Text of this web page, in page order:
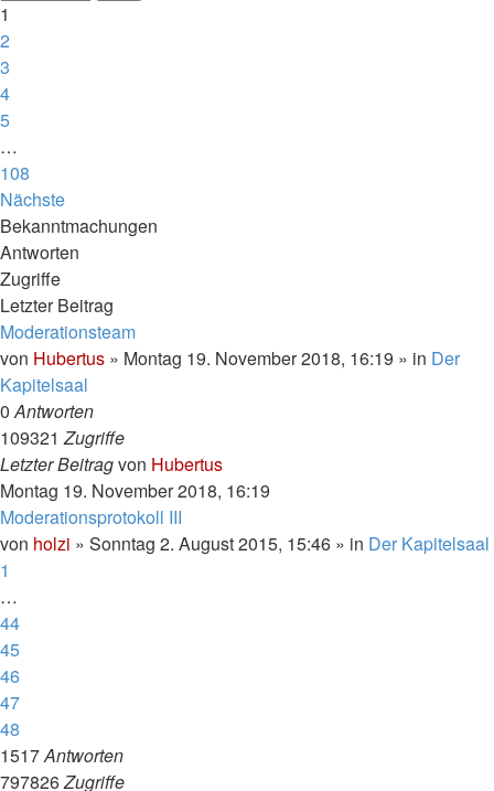
1
2
3
4
5
…
108
Nächste
Bekanntmachungen
Antworten
Zugriffe
Letzter Beitrag
Moderationsteam
von Hubertus » Montag 19. November 2018, 16:19 » in Der
Kapitelsaal
0Antworten
109321Zugriffe
Letzter Beitragvon Hubertus
Montag 19. November 2018, 16:19
Moderationsprotokoll III
von holzi » Sonntag 2. August 2015, 15:46 » in Der Kapitelsaal
1
…
44
45
46
47
48
1517Antworten
797826Zugriffe